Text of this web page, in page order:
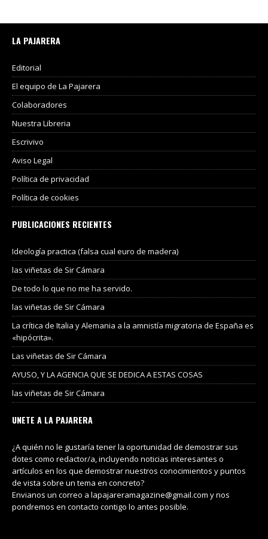
LA PAJARERA
Editorial
El equipo de La Pajarera
Colaboradores
Nuestra Libreria
Escrivivo
Aviso Legal
Política de privacidad
Política de cookies
PUBLICACIONES RECIENTES
Ideología practica (falsa cual euro de madera)
las viñetas de Sir Cámara
De todo lo que no me ha servido.
las viñetas de Sir Cámara
La crítica de Italia y Alemania a la amnistía migratoria de España es
«hipócrita».
Las viñetas de Sir Cámara
AYUSO, Y LA AGENCIA QUE SE DEDICA A ESTAS COSAS
las viñetas de Sir Cámara
UNETE A LA PAJARERA
¿A quién no le gustaría tener la oportunidad de demostrar sus
dotes como redactor/a, incluyendo noticias interesantes o
artículos en los que demostrar nuestros conocimientos y puntos
de vista sobre un tema en concreto?
Envianos un correo a lapajareramagazine@gmail.com y nos
pondremos en contacto contigo lo antes posible.